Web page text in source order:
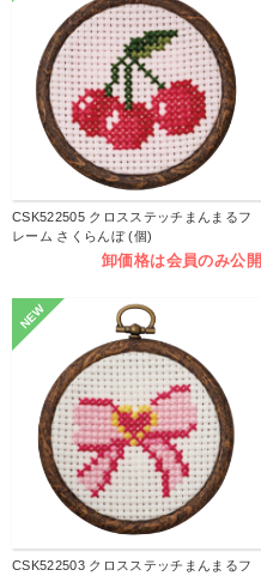
CSK522505 クロスステッチまんまるフ
レーム さくらんぼ (個)
卸価格は会員のみ公開
NEW
CSK522503 クロスステッチまんまるフ